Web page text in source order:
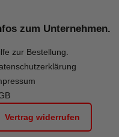
zum Unternehmen.
zur Bestellung.
Vertrag widerrufen